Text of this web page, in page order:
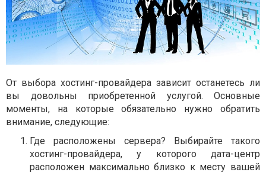
От выбора хостинг-провайдера зависит останетесь ли
вы довольны приобретенной услугой. Основные
моменты, на которые обязательно нужно обратить
внимание, следующие:
Где расположены сервера? Выбирайте такого
хостинг-провайдера, у которого дата-центр
расположен максимально близко к месту вашей